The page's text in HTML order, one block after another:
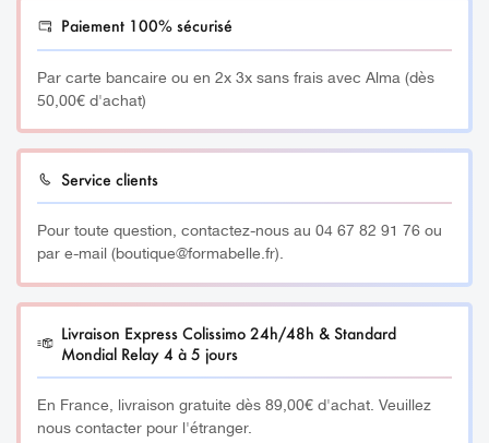
Paiement 100% sécurisé
Par carte bancaire ou en 2x 3x sans frais avec Alma (dès
50,00€ d'achat)
Service clients
Pour toute question, contactez-nous au 04 67 82 91 76 ou
par e-mail (boutique@formabelle.fr).
Livraison Express Colissimo 24h/48h & Standard
Mondial Relay 4 à 5 jours
En France, livraison gratuite dès 89,00€ d'achat. Veuillez
nous contacter pour l'étranger.